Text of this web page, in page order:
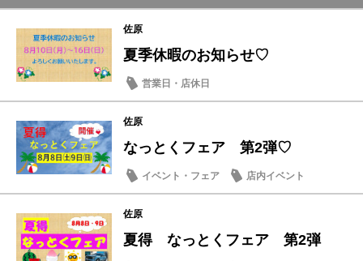
佐原
夏季休暇のお知らせ♡
営業日・店休日
佐原
なっとくフェア 第2弾♡
イベント・フェア 店内イベント
佐原
夏得 なっとくフェア 第2弾